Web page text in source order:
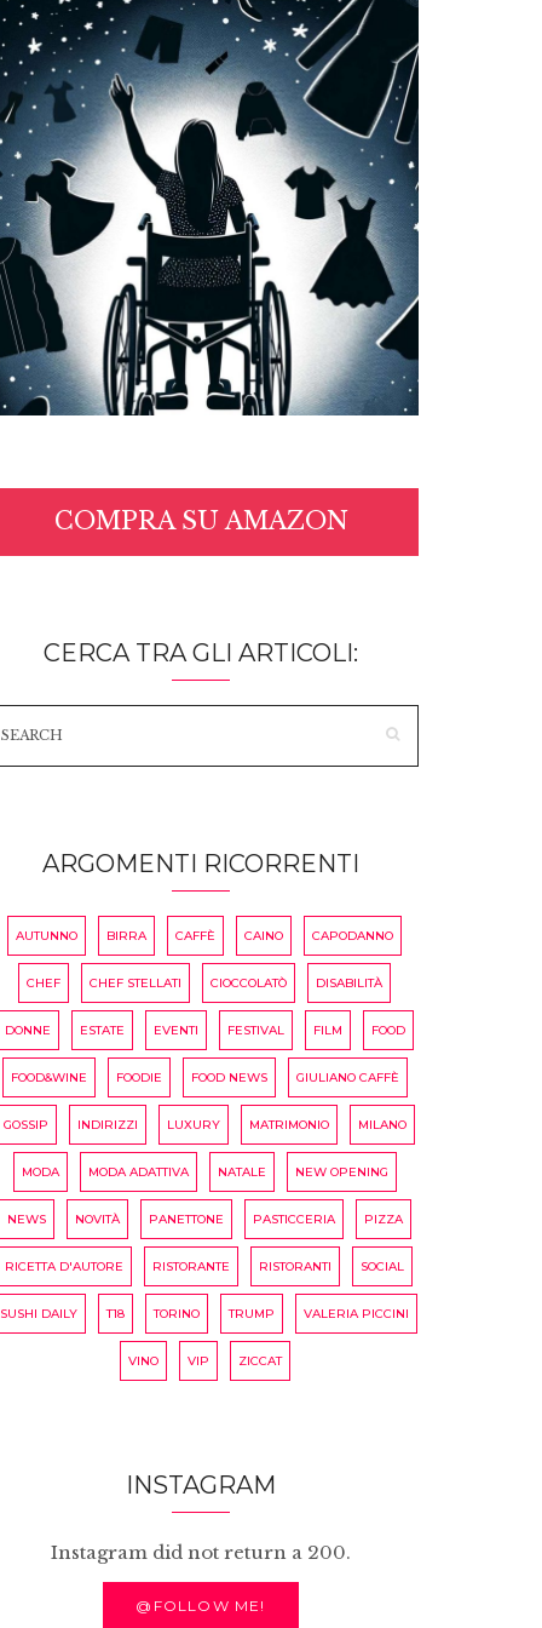
COMPRA SU AMAZON
CERCA TRA GLI ARTICOLI:
ARGOMENTI RICORRENTI
AUTUNNO BIRRA CAFFÈ CAINO CAPODANNO
CHEF CHEF STELLATI CIOCCOLATÒ DISABILITÀ
DONNE ESTATE EVENTI FESTIVAL FILM FOOD
FOOD&WINE FOODIE FOOD NEWS GIULIANO CAFFÈ
GOSSIP INDIRIZZI LUXURY MATRIMONIO MILANO
MODA MODA ADATTIVA NATALE NEW OPENING
NEWS NOVITÀ PANETTONE PASTICCERIA PIZZA
RICETTA D'AUTORE RISTORANTE RISTORANTI SOCIAL
SUSHI DAILY T18 TORINO TRUMP VALERIA PICCINI
VINO VIP ZICCAT
INSTAGRAM
Instagram did not return a 200.
@FOLLOW ME!